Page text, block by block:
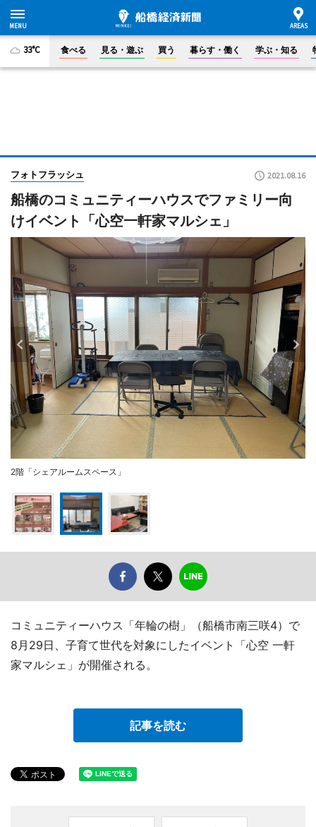
33°C 食べる 見る・遊ぶ 買う 暮らす・働く 学ぶ・知る
フォトフラッシュ 2021.08.16
船橋のコミュニティーハウスでファミリー向
けイベント「心空一軒家マルシェ」
2階「シェアルームスペース」
コミュニティーハウス「年輪の樹」（船橋市南三咲4）で
8月29日、子育て世代を対象にしたイベント「心空 一軒
家マルシェ」が開催される。
記事を読む